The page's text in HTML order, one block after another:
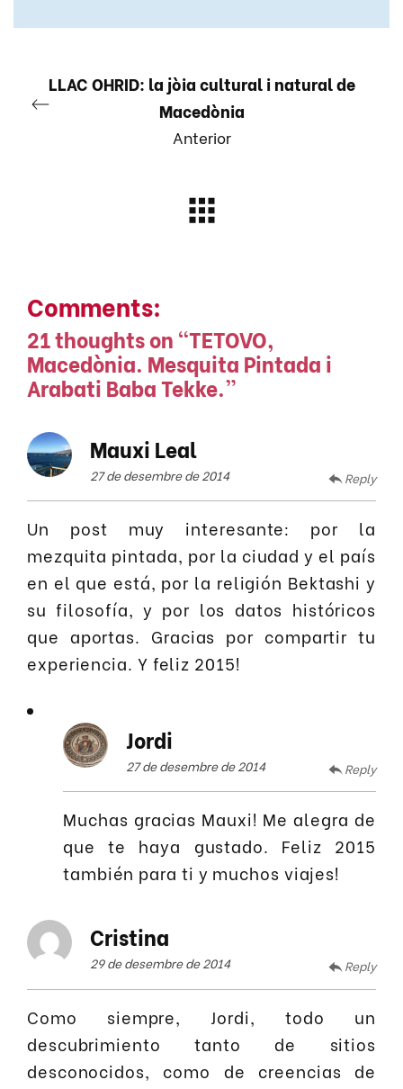
LLAC OHRID: la jòia cultural i natural de
Macedònia
Anterior
Comments:
21 thoughts on “TETOVO,
Macedònia. Mesquita Pintada i
Arabati Baba Tekke.”
Mauxi Leal
27 de desembre de 2014 Reply
Un post muy interesante: por la
mezquita pintada, por la ciudad y el país
en el que está, por la religión Bektashi y
su filosofía, y por los datos históricos
que aportas. Gracias por compartir tu
experiencia. Y feliz 2015!
Jordi
27 de desembre de 2014 Reply
Muchas gracias Mauxi! Me alegra de
que te haya gustado. Feliz 2015
también para ti y muchos viajes!
Cristina
29 de desembre de 2014 Reply
Como siempre, Jordi, todo un
descubrimiento tanto de sitios
desconocidos, como de creencias de